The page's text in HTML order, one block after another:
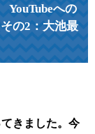
への
の2：大池最
きました。今